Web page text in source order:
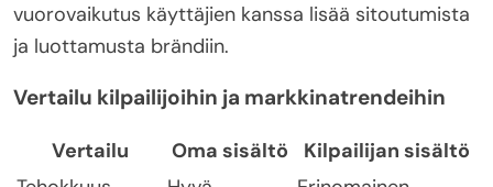
vuorovaikutus käyttäjien kanssa lisää sitoutumista
ja luottamusta brändiin.
Vertailu kilpailijoihin ja markkinatrendeihin
Vertailu Oma sisältö
Kilpailijan sisältö